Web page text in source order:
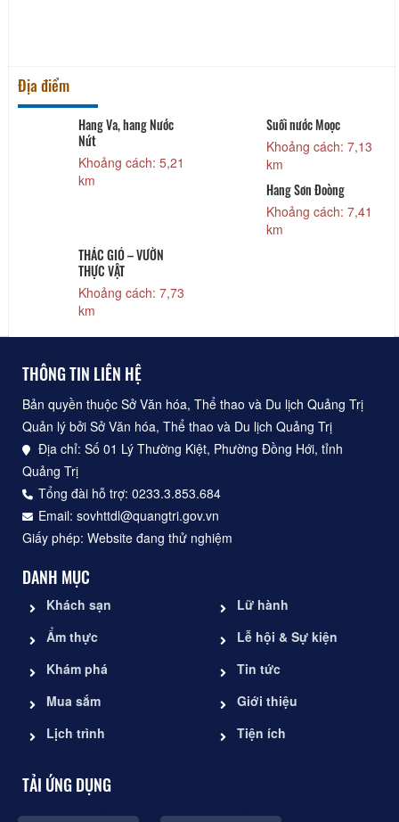
Địa điểm
Hang Va, hang Nước
Nứt
Khoảng cách: 5,21
km
Suối nước Moọc
Khoảng cách: 7,13
km
Hang Sơn Đoòng
Khoảng cách: 7,41
km
THÁC GIÓ – VƯỜN
THỰC VẬT
Khoảng cách: 7,73
km
THÔNG TIN LIÊN HỆ
Bản quyền thuộc Sở Văn hóa, Thể thao và Du lịch Quảng Trị
Quản lý bởi Sở Văn hóa, Thể thao và Du lịch Quảng Trị
Địa chỉ: Số 01 Lý Thường Kiệt, Phường Đồng Hới, tỉnh
Quảng Trị
Tổng đài hỗ trợ: 0233.3.853.684
Email: sovhttdl@quangtri.gov.vn
Giấy phép: Website đang thử nghiệm
DANH MỤC
Khách sạn
Ẩm thực
Khám phá
Mua sắm
Lịch trình
Lữ hành
Lễ hội & Sự kiện
Tin tức
Giới thiệu
Tiện ích
TẢI ỨNG DỤNG